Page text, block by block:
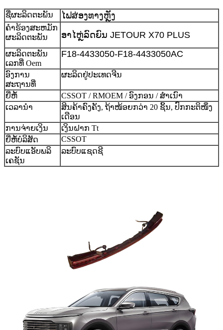
ຊື່ຜະລິດຕະພັນ ໄຟສ່ອງທາງຫຼັງ
ຄໍາຮ້ອງສະຫມັກ
ຜະລິດຕະພັນ
ອາໄຫຼ່ລົດຍົນ JETOUR X70 PLUS
ຜະລິດຕະພັນ
ເລກທີ່ Oem
F18-4433050-F18-4433050AC
ອົງການ
ສະຖານທີ່
ຜະລິດຢູ່ປະເທດຈີນ
ຍີ່ຫໍ້
CSSOT / RMOEM / ອົງກອນ / ສຳເນົາ
ເວລານຳ
ສິນຄ້າຄົງຄັງ, ຖ້າໜ້ອຍກວ່າ 20 ຊິ້ນ, ປົກກະຕິໜຶ່ງ
ເດືອນ
ການຈ່າຍເງິນ
ເງິນຝາກ Tt
ຍີ່ຫໍ້ບໍລິສັດ
CSSOT
ລະບົບແອັບພລິ
ເຄຊັນ
ລະບົບແຊດຊີ